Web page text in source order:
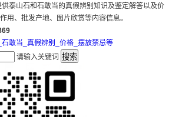
泰山石和石敢当的真假辨别知识及鉴定解答以及价
用、批发产地、图片欣赏等内容信息。
请输入关键词 搜索